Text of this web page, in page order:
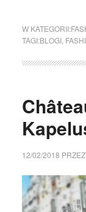
W KATEGORII:
TAGI:BLOGI,
12/02/2018 PRZEZ